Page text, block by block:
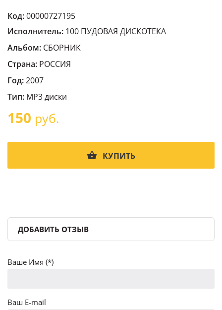
Код:00000727195
Исполнитель: 100 ПУДОВАЯ ДИСКОТЕКА
Альбом: СБОРНИК
Страна: РОССИЯ
Год:2007
Тип: MP3 диски
150 руб.
КУПИТЬ
ДОБАВИТЬ ОТЗЫВ
Ваше Имя (*)
Ваш E-mail